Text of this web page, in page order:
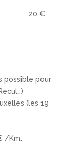
20 €
possible pour
(les 19
/Km.